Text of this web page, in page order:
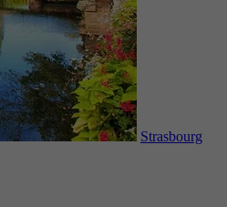
Strasbourg